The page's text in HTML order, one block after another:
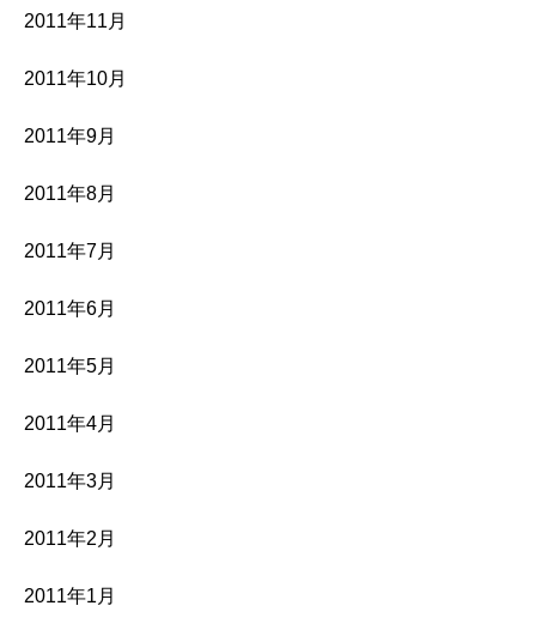
2011年11月
2011年10月
2011年9月
2011年8月
2011年7月
2011年6月
2011年5月
2011年4月
2011年3月
2011年2月
2011年1月